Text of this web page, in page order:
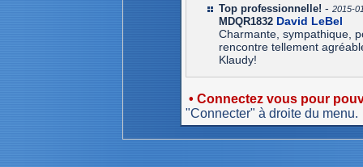
Top professionnelle! -2015-
MDQR1832 David LeBel
Charmante, sympathique,
rencontre tellement
Klaudy!
• Connectez vous pour
"Connecter" à droite du menu.